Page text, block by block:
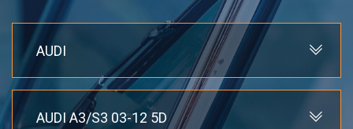
AUDI
AUDI A3/S3 03-12 5D